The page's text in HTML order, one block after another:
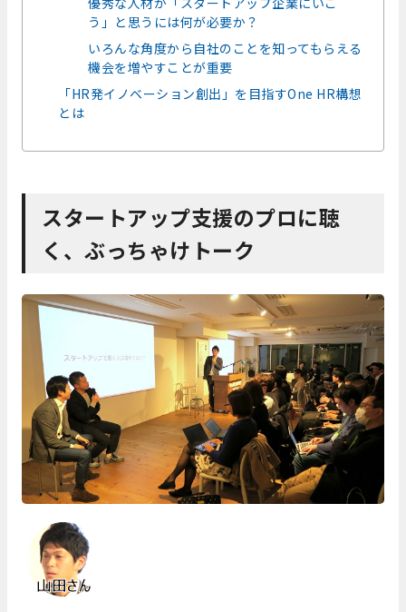
う」と思うには何が必要か？
いろんな角度から自社のことを知ってもらえる
機会を増やすことが重要
「HR発イノベーション創出」を目指すOne HR構想
とは
スタートアップ支援のプロに聴
く、ぶっちゃけトーク